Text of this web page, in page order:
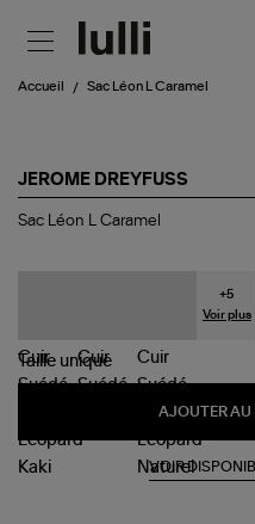
Accueil Sac Léon L Caramel
JEROME DREYFUSS
Sac
Sac Léon L Caramel
+5
Voir plus
Taille unique
AJOUTER AU
VOIR